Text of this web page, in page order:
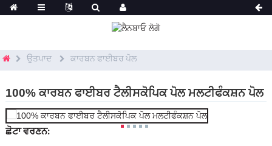
ਉਤਪਾਦ ਕਾਰਬਨ ਫਾਈਬਰ ਪੋਲ
100% ਕਾਰਬਨ ਫਾਈਬਰ ਟੈਲੀਸਕੋਪਿਕ ਪੋਲ ਮਲਟੀਫੰਕਸ਼ਨ ਪੋਲ
ਛੋਟਾ ਵਰਣਨ: